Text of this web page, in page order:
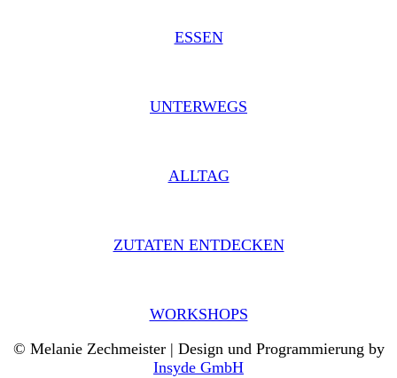
ESSEN
UNTERWEGS
ALLTAG
ZUTATEN ENTDECKEN
WORKSHOPS
© Melanie Zechmeister | Design und Programmierung by
Insyde GmbH